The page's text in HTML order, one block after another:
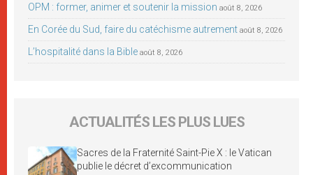
OPM : former, animer et soutenir la mission août 8, 2026
En Corée du Sud, faire du catéchisme autrement août 8, 2026
L’hospitalité dans la Bible août 8, 2026
ACTUALITÉS LES PLUS LUES
Sacres de la Fraternité Saint-Pie X : le Vatican
publie le décret d’excommunication